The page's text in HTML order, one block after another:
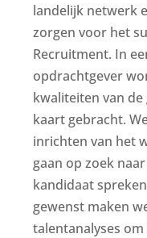
landelijk netwerk
zorgen voor het
Recruitment. In
opdrachtgever
kwaliteiten van
kaart gebracht.
inrichten van het
gaan op zoek
kandidaat
gewenst maken
talentanalyses